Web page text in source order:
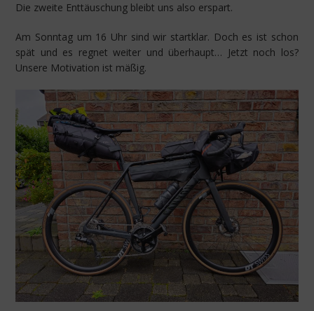
Die zweite Enttäuschung bleibt uns also erspart.
Am Sonntag um 16 Uhr sind wir startklar. Doch es ist schon
spät und es regnet weiter und überhaupt… Jetzt noch los?
Unsere Motivation ist mäßig.